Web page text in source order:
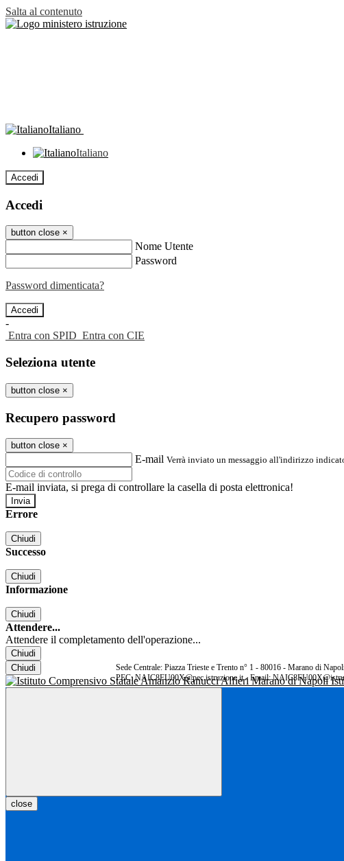
Salta al contenuto
Italiano
Italiano
Accedi
Accedi
button close ×
Nome Utente
Password
Password dimenticata?
-
Entra con SPID Entra con CIE
Seleziona utente
button close ×
Recupero password
button close ×
E-mail Verrà inviato un messaggio all'indirizzo
E-mail inviata, si prega di controllare la casella di posta elettronica!
Errore
Chiudi
Successo
Chiudi
Informazione
Chiudi
Attendere...
Attendere il completamento dell'operazione...
Chiudi
Chiudi
Sede Centrale: Piazza Trieste e Trento n° 1 - 80016 - Marano di
PEC: NAIC8FU00X@pec.istruzione.it - Email:
close